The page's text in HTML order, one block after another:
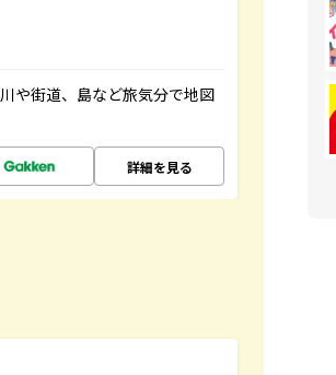
や街道、島など旅気分で地図
詳細を見る